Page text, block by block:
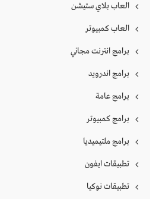
العاب بلاي ستيشن
العاب كمبيوتر
برامج انترنت مجاني
برامج اندرويد
برامج عامة
برامج كمبيوتر
برامج ملتيميديا
تطبيقات ايفون
تطبيقات نوكيا